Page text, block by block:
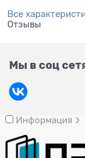
Все
Отзывы
Мы в соц
Информация